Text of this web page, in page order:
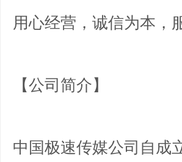
用心经营，诚信为本，
【公司简介】
中国极速传媒公司自成